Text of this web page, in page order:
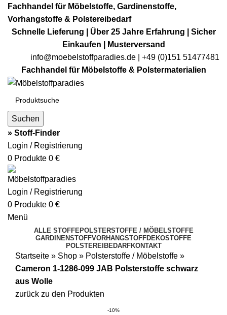
Fachhandel für Möbelstoffe, Gardinenstoffe,
Vorhangstoffe & Polstereibedarf
Schnelle Lieferung | Über 25 Jahre Erfahrung | Sicher
Einkaufen | Musterversand
info@moebelstoffparadies.de | +49 (0)151 51477481
Fachhandel für Möbelstoffe & Polstermaterialien
Suchen
» Stoff-Finder
Login / Registrierung
0 Produkte 0 €
Login / Registrierung
0 Produkte 0 €
Menü
ALLE STOFFEPOLSTERSTOFFE / MÖBELSTOFFE
GARDINENSTOFFVORHANGSTOFFDEKOSTOFFE
POLSTEREIBEDARFKONTAKT
Startseite » Shop » Polsterstoffe / Möbelstoffe »
Cameron 1-1286-099 JAB Polsterstoffe schwarz
aus Wolle
zurück zu den Produkten
-10%